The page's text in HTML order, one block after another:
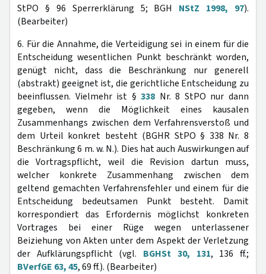
StPO § 96 Sperrerklärung 5; BGH NStZ 1998, 97).
(Bearbeiter)
6. Für die Annahme, die Verteidigung sei in einem für die
Entscheidung wesentlichen Punkt beschränkt worden,
genügt nicht, dass die Beschränkung nur generell
(abstrakt) geeignet ist, die gerichtliche Entscheidung zu
beeinflussen. Vielmehr ist §338 Nr. 8 StPO nur dann
gegeben, wenn die Möglichkeit eines kausalen
Zusammenhangs zwischen dem Verfahrensverstoß und
dem Urteil konkret besteht (BGHR StPO § 338 Nr. 8
Beschränkung 6 m. w. N.). Dies hat auch Auswirkungen auf
die Vortragspflicht, weil die Revision dartun muss,
welcher konkrete Zusammenhang zwischen dem
geltend gemachten Verfahrensfehler und einem für die
Entscheidung bedeutsamen Punkt besteht. Damit
korrespondiert das Erfordernis möglichst konkreten
Vortrages bei einer Rüge wegen unterlassener
Beiziehung von Akten unter dem Aspekt der Verletzung
der Aufklärungspflicht (vgl. BGHSt 30, 131, 136 ff.;
BVerfGE 63, 45, 69 ff.). (Bearbeiter)